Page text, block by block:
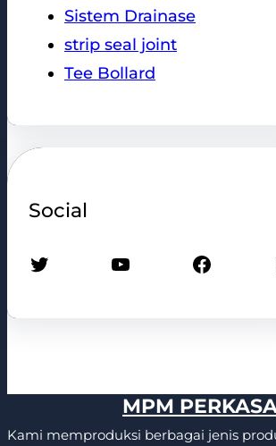
Sistem Drainase
strip seal joint
Tee Bollard
Social
Twitter YouTube Facebook
MPM
Kami memproduksi berbagai jenis